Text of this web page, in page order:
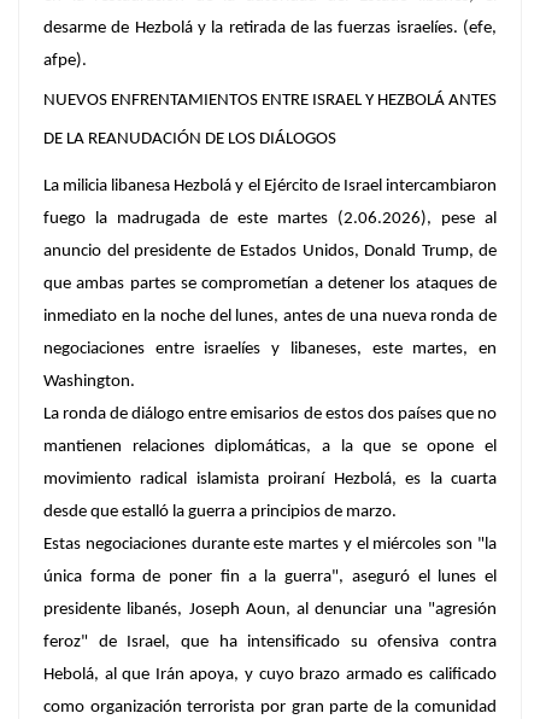
desarme de Hezbolá y la retirada de las fuerzas israelíes. (efe,
afpe).
NUEVOS ENFRENTAMIENTOS ENTRE ISRAEL Y HEZBOLÁ ANTES
DE LA REANUDACIÓN DE LOS DIÁLOGOS
La milicia libanesa Hezbolá y el Ejército de Israel intercambiaron
fuego la madrugada de este martes (2.06.2026), pese al
anuncio del presidente de Estados Unidos, Donald Trump, de
que ambas partes se comprometían a detener los ataques de
inmediato en la noche del lunes, antes de una nueva ronda de
negociaciones entre israelíes y libaneses, este martes, en
Washington.
La ronda de diálogo entre emisarios de estos dos países que no
mantienen relaciones diplomáticas, a la que se opone el
movimiento radical islamista proiraní Hezbolá, es la cuarta
desde que estalló la guerra a principios de marzo.
Estas negociaciones durante este martes y el miércoles son "la
única forma de poner fin a la guerra", aseguró el lunes el
presidente libanés, Joseph Aoun, al denunciar una "agresión
feroz" de Israel, que ha intensificado su ofensiva contra
Hebolá, al que Irán apoya, y cuyo brazo armado es calificado
como organización terrorista por gran parte de la comunidad